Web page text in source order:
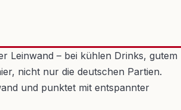
Leinwand – bei kühlen Drinks, gutem
nicht nur die deutschen Partien.
und punktet mit entspannter